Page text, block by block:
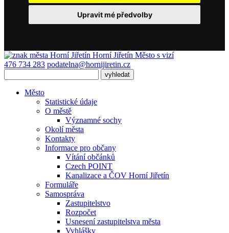
Upravit mé předvolby
Horní Jiřetín Město s vizí
476 734 283 podatelna@hornijiretin.cz
Město
Statistické údaje
O městě
Významné sochy
Okolí města
Kontakty
Informace pro občany
Vítání občánků
Czech POINT
Kanalizace a ČOV Horní Jiřetín
Formuláře
Samospráva
Zastupitelstvo
Rozpočet
Usnesení zastupitelstva města
Vyhlášky